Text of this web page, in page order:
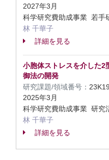
2027年3月
科学研究費助成事業 若手
林 千華子
詳細を見る
小胞体ストレスを介した2
御法の開発
研究課題/領域番号：
2025年3月
科学研究費助成事業 研究
林 千華子
詳細を見る